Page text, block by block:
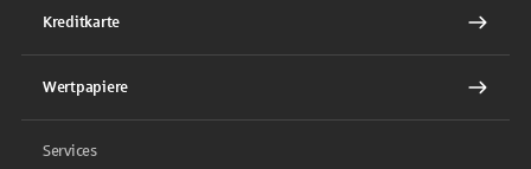
Kreditkarte
Wertpapiere
Services